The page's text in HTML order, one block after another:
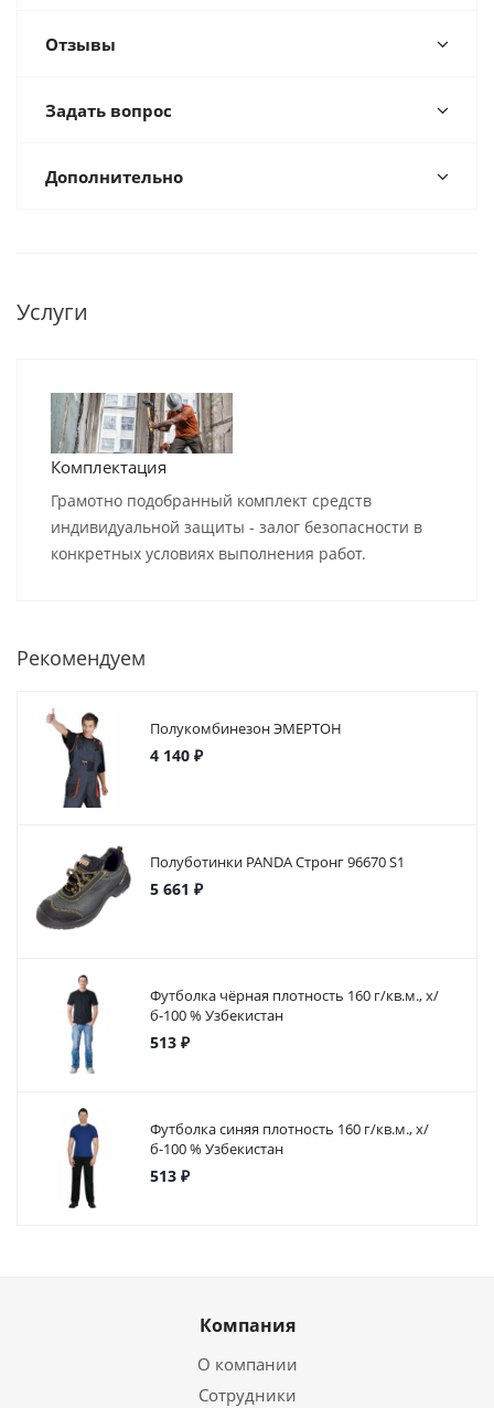
Отзывы
Задать вопрос
Дополнительно
Услуги
Комплектация
Грамотно подобранный комплект средств
индивидуальной защиты - залог безопасности в
конкретных условиях выполнения работ.
Рекомендуем
Полукомбинезон ЭМЕРТОН
4 140 ₽
Полуботинки PANDA Стронг 96670 S1
5 661 ₽
Футболка чёрная плотность 160 г/кв.м., х/
б-100 % Узбекистан
513 ₽
Футболка синяя плотность 160 г/кв.м., х/
б-100 % Узбекистан
513 ₽
Компания
О компании
Сотрудники